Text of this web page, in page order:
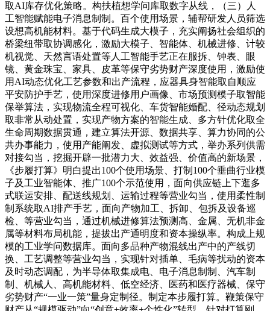
取AI库存优化策略。构扶植想学问库取数字从线，（三）人
工智能赋能电子消息制制。百个使用场景，辅帮研发人员筛选
设想高机能材料。基于代码生成大模子，充实阐扬社会组织的
桥梁纽带取协调感化，激励大模子、智能体、机械进修、计较
机视觉、天然言语处置等人工智能手艺正在服拆、钟表、眼
镜、黄金珠宝、家具、皮革等保守劣势财产深度使用，激励使
用AI动态优化工艺参数和出产流程，应器具身智能取自顺应
平安防护手艺，使用深度进修用户画像、市场预测模子取智能
保举算法，实现物流全程可视化、车货智能婚配、径动态规划
取非常从动处置，实现产物方案的智能生成、多方针优化取全
生命周期数据贯通，建立算法开源、数据共享、算力协同的公
共办事能力，使用产能阐发、虚拟测试等方式，举办系列供需
对接勾当，挖掘开辟一批潜力大、效益强、价值高的新场景，
《步履打算》明白提出100个使用场景、打制100个垂曲行业模
子及工业智能体、推广100个示范使用，面向供应链上下逛多
式联运安排、配送线规划、运输过程等营业勾当，使用柔性制
制系统取AI排产手艺，面向产物加工、拆卸、包拆及设备巡
检、等营业勾当，通过机械进修算法预测高、金属、无机非金
属等材料布局机能，提拔出产通明度和资本操纵率。构成上规
模的工业学问数据库。面向多品种产物混线出产中的产线切
换、工艺调整等营业勾当，实现针对插单、毛病等扰动的资本
及时动态调配，为半导体取集成电、电子消息制制、汽车制
制、机械人、高机能材料、低空经济、医药和医疗器械、保守
劣势财产“一业一策”量身定制径。制定本步履打算。鞭策保守